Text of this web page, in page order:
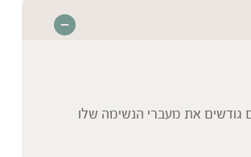
גודשים את מעברי הנשימה שלו